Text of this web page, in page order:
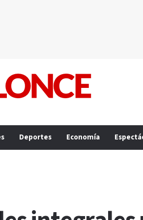
Deportes Economía